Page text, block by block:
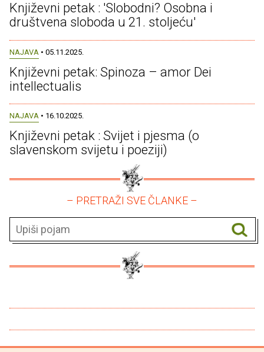
Književni petak : 'Slobodni? Osobna i
društvena sloboda u 21. stoljeću'
NAJAVA • 05.11.2025.
Književni petak: Spinoza – amor Dei
intellectualis
NAJAVA • 16.10.2025.
Književni petak : Svijet i pjesma (o
slavenskom svijetu i poeziji)
– PRETRAŽI SVE ČLANKE –